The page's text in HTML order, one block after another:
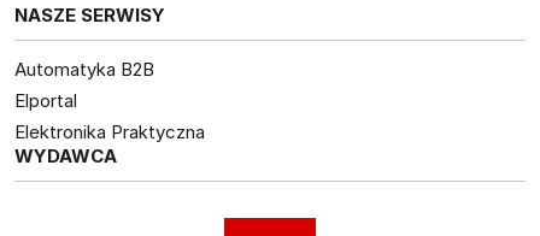
NASZE SERWISY
Automatyka B2B
Elportal
Elektronika Praktyczna
WYDAWCA